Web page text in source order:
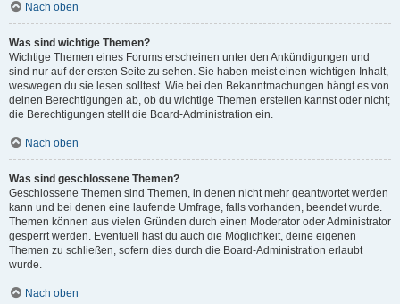
Nach oben
Was sind wichtige Themen?
Wichtige Themen eines Forums erscheinen unter den Ankündigungen und
sind nur auf der ersten Seite zu sehen. Sie haben meist einen wichtigen Inhalt,
weswegen du sie lesen solltest. Wie bei den Bekanntmachungen hängt es von
deinen Berechtigungen ab, ob du wichtige Themen erstellen kannst oder nicht;
die Berechtigungen stellt die Board-Administration ein.
Nach oben
Was sind geschlossene Themen?
Geschlossene Themen sind Themen, in denen nicht mehr geantwortet werden
kann und bei denen eine laufende Umfrage, falls vorhanden, beendet wurde.
Themen können aus vielen Gründen durch einen Moderator oder Administrator
gesperrt werden. Eventuell hast du auch die Möglichkeit, deine eigenen
Themen zu schließen, sofern dies durch die Board-Administration erlaubt
wurde.
Nach oben